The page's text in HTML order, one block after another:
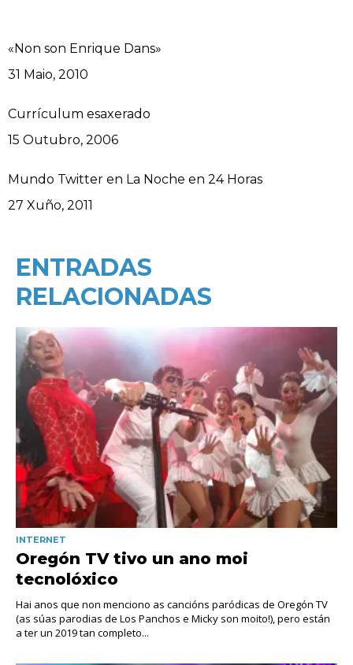
«Non son Enrique Dans»
Data
31 Maio, 2010
Currículum esaxerado
Data
15 Outubro, 2006
Mundo Twitter en La Noche en 24 Horas
Data
27 Xuño, 2011
ENTRADAS
RELACIONADAS
INTERNET
Oregón TV tivo un ano moi
tecnolóxico
Hai anos que non menciono as cancións paródicas de Oregón TV
(as súas parodias de Los Panchos e Micky son moito!), pero están
a ter un 2019 tan completo...